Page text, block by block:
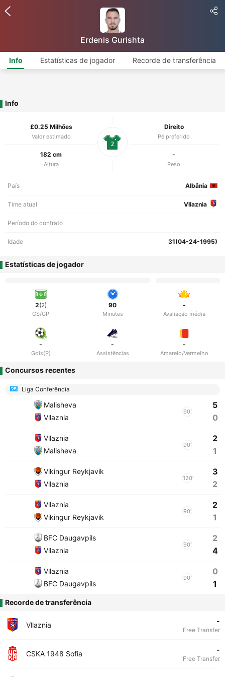
Erdenis Gurishta
Info Estatísticas de jogador Recorde de transferência
Info
£0.25 Milhões
Valor estimado
Direito
Pé preferido
182 cm
Altura
-
Peso
2
País Albânia
Time atual Vllaznia
Período do contrato
Idade 31(04-24-1995)
Estatísticas de jogador
2(2)
GS/GP
90
Minutes
-
Avaliação média
-
Gols(P)
-
Assistências
-
Amarelo/Vermelho
Concursos recentes
Liga Conferência
Malisheva
Vllaznia
90'
5
0
Vllaznia
Malisheva
90'
2
1
Vikingur Reykjavik
Vllaznia
120'
3
2
Vllaznia
Vikingur Reykjavik
90'
2
1
BFC Daugavpils
Vllaznia
90'
2
4
Vllaznia
BFC Daugavpils
90'
0
1
Recorde de transferência
Vllaznia -
Free Transfer
CSKA 1948 Sofia -
Free Transfer